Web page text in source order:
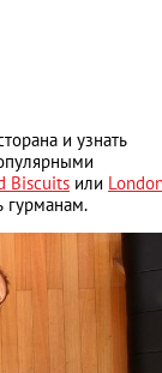
и узнать
Biscuits или
гурманам.